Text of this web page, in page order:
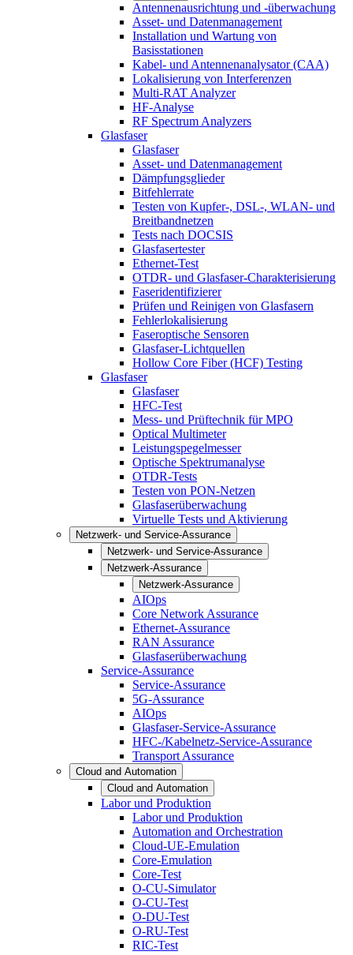
Antennenausrichtung und -überwachung
Asset- und Datenmanagement
Installation und Wartung von
Basisstationen
Kabel- und Antennenanalysator (CAA)
Lokalisierung von Interferenzen
Multi-RAT Analyzer
HF-Analyse
RF Spectrum Analyzers
Glasfaser
Glasfaser
Asset- und Datenmanagement
Dämpfungsglieder
Bitfehlerrate
Testen von Kupfer-, DSL-, WLAN- und
Breitbandnetzen
Tests nach DOCSIS
Glasfasertester
Ethernet-Test
OTDR- und Glasfaser-Charakterisierung
Faseridentifizierer
Prüfen und Reinigen von Glasfasern
Fehlerlokalisierung
Faseroptische Sensoren
Glasfaser-Lichtquellen
Hollow Core Fiber (HCF) Testing
Glasfaser
Glasfaser
HFC-Test
Mess- und Prüftechnik für MPO
Optical Multimeter
Leistungspegelmesser
Optische Spektrumanalyse
OTDR-Tests
Testen von PON-Netzen
Glasfaserüberwachung
Virtuelle Tests und Aktivierung
Netzwerk- und Service-Assurance
Netzwerk- und Service-Assurance
Netzwerk-Assurance
Netzwerk-Assurance
AIOps
Core Network Assurance
Ethernet-Assurance
RAN Assurance
Glasfaserüberwachung
Service-Assurance
Service-Assurance
5G-Assurance
AIOps
Glasfaser-Service-Assurance
HFC-/Kabelnetz-Service-Assurance
Transport Assurance
Cloud and Automation
Cloud and Automation
Labor und Produktion
Labor und Produktion
Automation and Orchestration
Cloud-UE-Emulation
Core-Emulation
Core-Test
O-CU-Simulator
O-CU-Test
O-DU-Test
O-RU-Test
RIC-Test